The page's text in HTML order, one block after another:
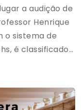
a audição de
Henrique
é classificado
musicais,
como